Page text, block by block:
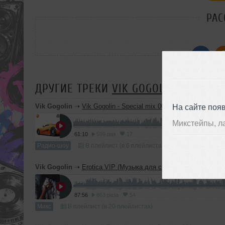
На сайте
Микстейпы,
ДРУГИЕ ТРЕКИ VIK GOGOLIN
Vik Gogolin ➝ Vik Gogolin - Special mix 001 ( Radio SK / 90.2
61:10
Радио-шоу
Vik Gogolin ➝ Erotica VIP (Музыка для секса)
87:56
Микс